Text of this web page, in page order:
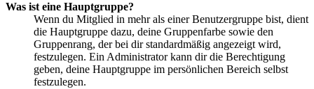
Was ist eine Hauptgruppe?
Wenn du Mitglied in mehr als einer Benutzergruppe bist, dient
die Hauptgruppe dazu, deine Gruppenfarbe sowie den
Gruppenrang, der bei dir standardmäßig angezeigt wird,
festzulegen. Ein Administrator kann dir die Berechtigung
geben, deine Hauptgruppe im persönlichen Bereich selbst
festzulegen.